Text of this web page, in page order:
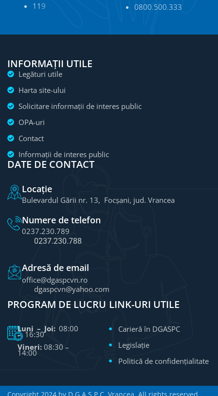
11 9 0800.500.333
INFORMAȚII UTILE
Legături utile
Harta site-ului
Solicitare informații de interes public
OPA-uri
Contact
Informații de interes public
DATE DE CONTACT
Locație
Bulevardul Gării nr. 13, Focșani, jud. Vrancea
Numere de telefon
0237.230.789
0237.230.788
Adresă de email
office@dgaspcvn.ro
dgaspcvn@yahoo.com
PROGRAM DE LUCRU
Luni – Joi: 08:00
– 16:30
Vineri: 08:30 –
14:00
LINK-URI UTILE
Carieră în DGASPC
Legislație
Politică de confidențialitate
Copyright 2024 by D.G.A.S.P.C. Vrancea. All rights reserved.